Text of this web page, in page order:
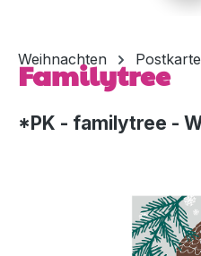
Weihnachten
Familytree
*PK - familytree -
Bildergalerie überspringen